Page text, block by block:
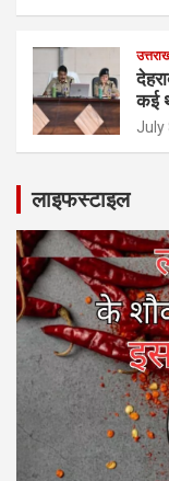
कई
July
लाइफस्टाइल